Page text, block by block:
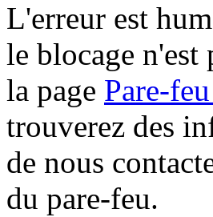
L'erreur est
le blocage
la page Pare-
trouverez des
de nous
du pare-feu.